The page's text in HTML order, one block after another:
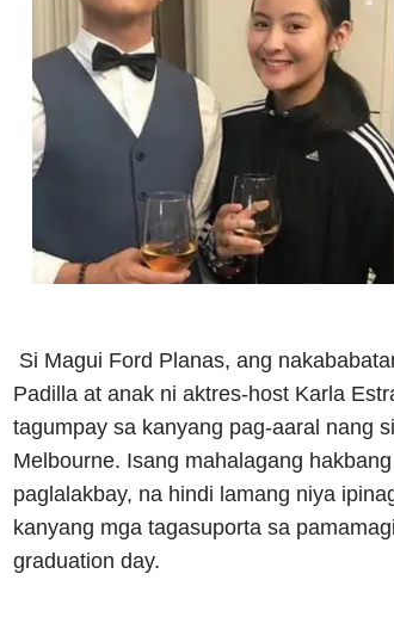
Si Magui Ford Planas, ang
Padilla at anak ni aktres-host Karla
tagumpay sa kanyang pag-aaral nang
Melbourne. Isang mahalagang
paglalakbay, na hindi lamang niya
kanyang mga tagasuporta sa
graduation day.